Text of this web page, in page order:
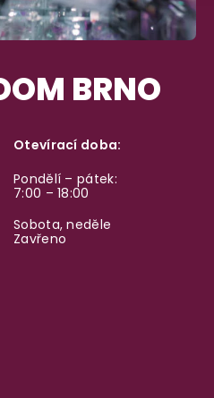
BRNO
Otevírací doba:
Pondělí – pátek:
7:00 – 18:00
Sobota, neděle
Zavřeno